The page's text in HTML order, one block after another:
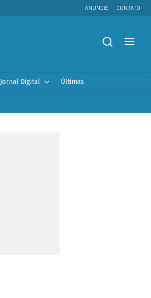
ANUNCIE CONTATO
Jornal Digital Últimas